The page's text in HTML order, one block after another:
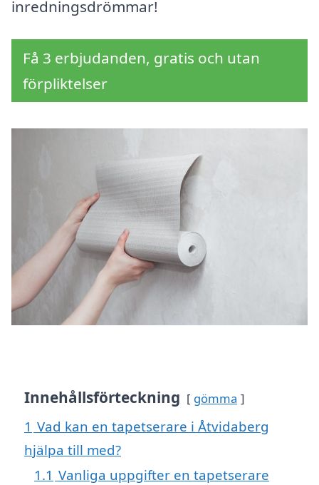
inredningsdrömmar!
Få 3 erbjudanden, gratis och utan
förpliktelser
Innehållsförteckning gömma
1 Vad kan en tapetserare i Åtvidaberg
hjälpa till med?
1.1 Vanliga uppgifter en tapetserare